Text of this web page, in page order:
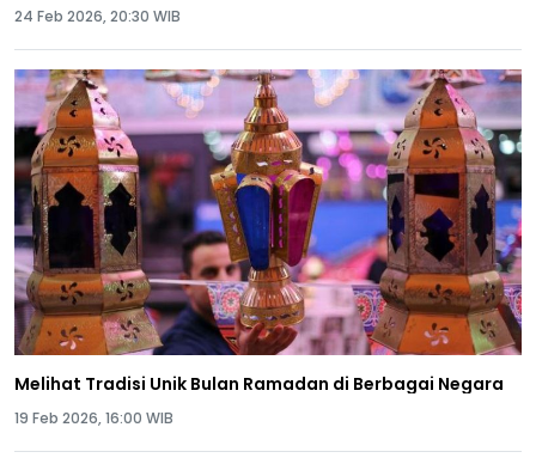
24 Feb 2026, 20:30 WIB
Melihat Tradisi Unik Bulan Ramadan di Berbagai Negara
19 Feb 2026, 16:00 WIB